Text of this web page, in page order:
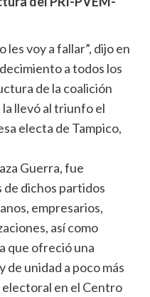
les voy a fallar”, dijo en
a todos los
de la coalición
llevó al triunfo el
electa de Tampico,
Guerra, fue
dichos partidos
empresarios,
así como
que ofreció una
de unidad a poco más
electoral en el Centro